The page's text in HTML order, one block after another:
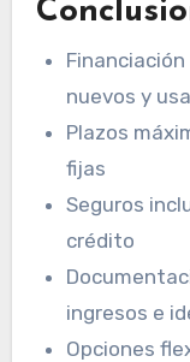
nuevos y
Plazos
fijas
Seguros
crédito
ingresos e
Opciones